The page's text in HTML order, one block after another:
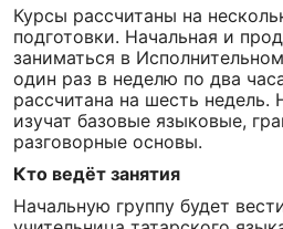
Курсы рассчитаны на
подготовки. Начальная и
заниматься в
один раз в неделю по два
рассчитана на шесть недель.
изучат базовые языковые,
разговорные основы.
Кто ведёт занятия
Начальную группу будет